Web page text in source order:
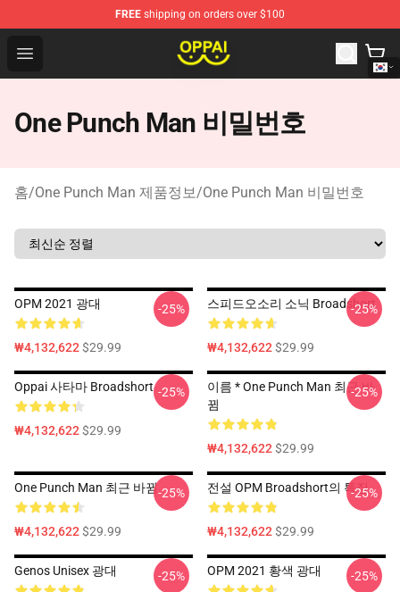
FREE shipping on orders over $100
Open menu
Oppai Store - Official Oppai Merchandise Shop
One Punch Man 비밀번호
홈/One Punch Man 제품정보/One Punch Man 비밀번호
OPM 2021 광대
₩4,132,622$29.99
-25% 스피드오소리 소닉 Broadshort
₩4,132,622$29.99
-25%
Oppai 사타마 Broadshort
₩4,132,622$29.99
-25%
이름 * One Punch Man 최근 바
뀜
₩4,132,622$29.99
-25%
One Punch Man 최근 바뀜
₩4,132,622$29.99
-25% 전설 OPM Broadshort의 특징
₩4,132,622$29.99
-25%
Genos Unisex 광대 -25% OPM 2021 황색 광대 -25%